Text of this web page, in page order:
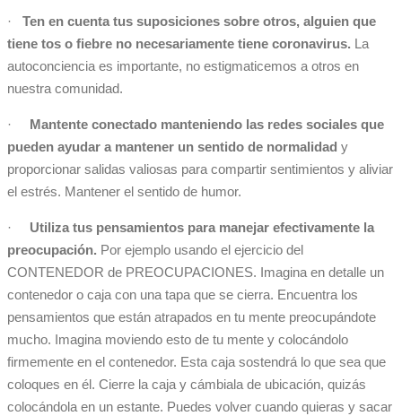
· Ten en cuenta tus suposiciones sobre otros, alguien que
tiene tos o fiebre no necesariamente tiene coronavirus. La
autoconciencia es importante, no estigmaticemos a otros en
nuestra comunidad.
·
Mantente conectado manteniendo las redes sociales que
pueden ayudar a mantener un sentido de normalidad y
proporcionar salidas valiosas para compartir sentimientos y aliviar
el estrés. Mantener el sentido de humor.
· Utiliza tus pensamientos para manejar efectivamente la
preocupación. Por ejemplo usando el ejercicio del
CONTENEDOR de PREOCUPACIONES. Imagina en detalle un
contenedor o caja con una tapa que se cierra. Encuentra los
pensamientos que están atrapados en tu mente preocupándote
mucho. Imagina moviendo esto de tu mente y colocándolo
firmemente en el contenedor. Esta caja sostendrá lo que sea que
coloques en él. Cierre la caja y cámbiala de ubicación, quizás
colocándola en un estante. Puedes volver cuando quieras y sacar